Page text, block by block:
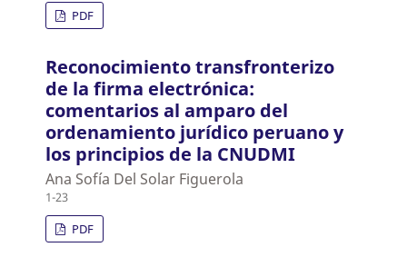
PDF
Reconocimiento transfronterizo
de la firma electrónica:
comentarios al amparo del
ordenamiento jurídico peruano y
los principios de la CNUDMI
Ana Sofía Del Solar Figuerola
1-23
PDF